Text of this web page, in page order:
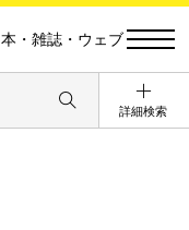
本・雑誌・ウェブ
詳細検索